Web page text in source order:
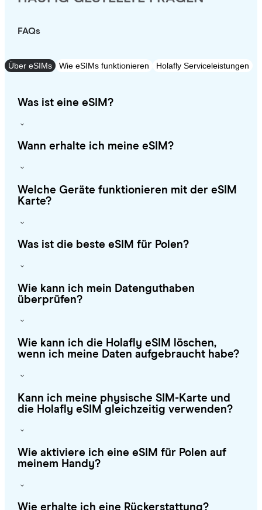
FAQs
Über eSIMs Wie eSIMs funktionieren Holafly Serviceleistungen
Was ist eine eSIM?
Wann erhalte ich meine eSIM?
Welche Geräte funktionieren mit der eSIM
Karte?
Was ist die beste eSIM für Polen?
Wie kann ich mein Datenguthaben
überprüfen?
Wie kann ich die Holafly eSIM löschen,
wenn ich meine Daten aufgebraucht habe?
Kann ich meine physische SIM-Karte und
die Holafly eSIM gleichzeitig verwenden?
Wie aktiviere ich eine eSIM für Polen auf
meinem Handy?
Wie erhalte ich eine Rückerstattung?